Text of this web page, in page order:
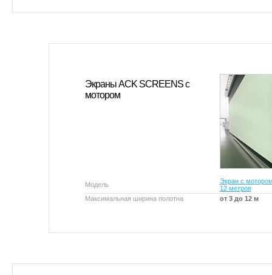
Экраны ACK SCREENS с
мотором
Модель
Экран с
12 метров
Максимальная ширина полотна
от 3 до 12 м